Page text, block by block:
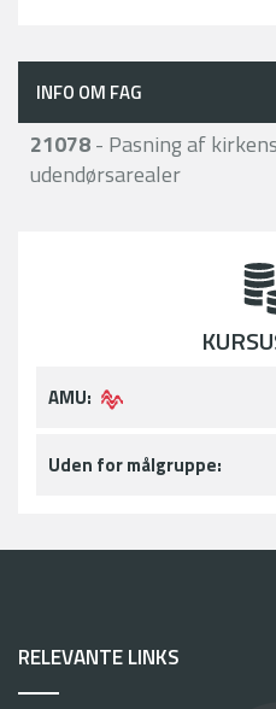
INFO OM FAG
21078- Pasning af kirkens
udendørsarealer
AMU:
Uden for målgruppe:
RELEVANTE LINKS